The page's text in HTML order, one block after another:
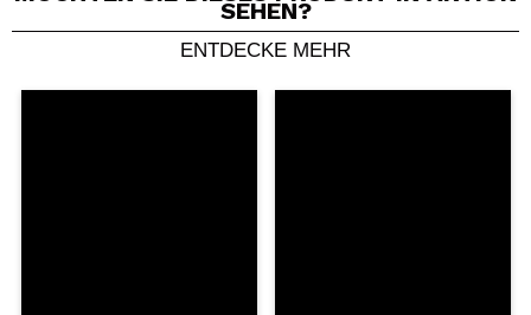
Ein Video oder Foto teilen
Dein Video könnte das erste sein. Stell es dir vor...
SEHEN?
ENTDECKE MEHR